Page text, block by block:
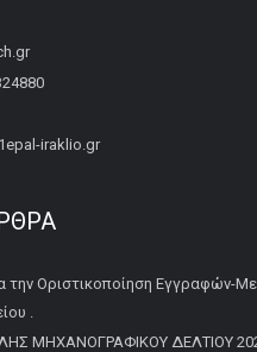
iraklio.gr
την Οριστικοποίηση Εγγραφών-
.
ΜΗΧΑΝΟΓΡΑΦΙΚΟΥ ΔΕΛΤΙΟΥ